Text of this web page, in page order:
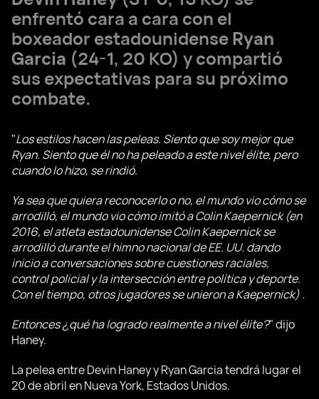
enfrentó cara a cara con el
boxeador estadounidenseRyan
Garcia (24-1, 20 KO) y compartió
sus expectativas para su próximo
combate.
"Los estilos hacen las peleas. Siento que soy mejor que
Ryan. Siento que él no ha peleado a este nivel élite, pero
cuando lo hizo, se rindió.
Ya sea que quiera reconocerlo o no, el mundo vio cómo se
arrodilló, el mundo vio cómo imitó a Colin Kaepernick (en
2016, el atleta estadounidense Colin Kaepernick se
arrodilló durante el himno nacional de EE. UU. dando
inicio a conversaciones sobre cuestiones raciales,
control policial y la intersección entre política y deporte.
Con el tiempo, otros jugadores se unieron a Kaepernick) .
Entonces ¿qué ha logrado realmente a nivel élite?" dijo
Haney.
La pelea entre Devin Haney y Ryan Garcia tendrá lugar el
20 de abril en Nueva York, Estados Unidos.